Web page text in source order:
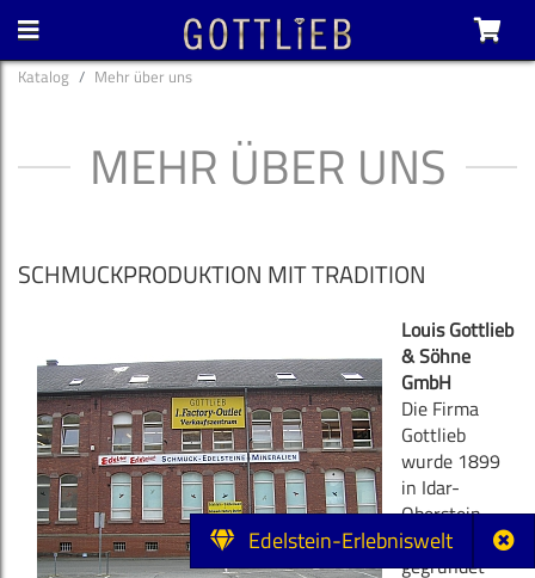
Edelstein-Erlebniswelt
Katalog Mehr über uns
MEHR ÜBER UNS
SCHMUCKPRODUKTION MIT TRADITION
Louis Gottlieb
& Söhne
GmbH
Die Firma
Gottlieb
wurde 1899
in Idar-
Oberstein
(Deutschland)
gegründet